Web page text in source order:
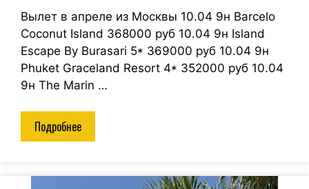
Вылет в апреле из Москвы 10.04 9н Barcelo
Coconut Island 368000 руб 10.04 9н Island
Escape By Burasari 5* 369000 руб 10.04 9н
Phuket Graceland Resort 4* 352000 руб 10.04
9н The Marin …
Подробнее